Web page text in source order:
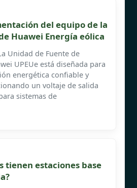
del equipo de la
Huawei Energía eólica
Unidad de Fuente de
UPEUe está diseñada para
energética confiable y
un voltaje de salida
sistemas de
tienen estaciones base